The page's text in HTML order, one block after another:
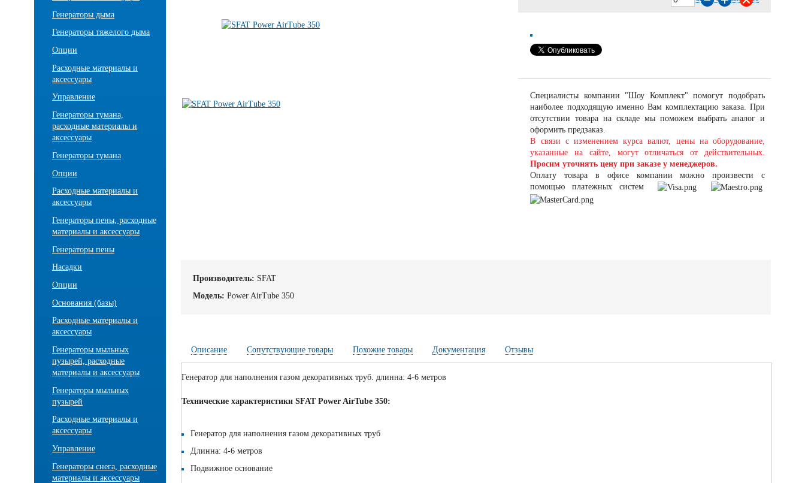
Генераторы дыма
Генераторы тяжелого дыма
Опции
Расходные материалы и
аксессуары
Управление
Генераторы тумана,
расходные материалы и
аксессуары
Генераторы тумана
Опции
Расходные материалы и
аксессуары
Генераторы пены, расходные
материалы и аксессуары
Генераторы пены
Насадки
Опции
Основания (базы)
Расходные материалы и
аксессуары
Генераторы мыльных
пузырей, расходные
материалы и аксессуары
Генераторы мыльных
пузырей
Расходные материалы и
аксессуары
Управление
Генераторы снега, расходные
материалы и аксессуары
Специалисты компании "Шоу Комплект" помогут подобрать
наиболее подходящую именно Вам комплектацию заказа. При
отсутствии товара на складе мы поможем выбрать аналог и
оформить предзаказ.
В связи с изменением курса валют, цены на оборудование,
указанные на сайте, могут отличаться от действительных.
Просим уточнять цену при заказе у менеджеров.
Оплату товара в офисе компании можно произвести с
помощью платежных систем
Производитель: SFAT
Модель: Power AirTube 350
Описание Сопутствующие товары Похожие товары Документация Отзывы
Генератор для наполнения газом декоративных труб. длинна: 4-6 метров
Технические характеристики SFAT Power AirTube 350:
Генератор для наполнения газом декоративных труб
Длинна: 4-6 метров
Подвижное основание